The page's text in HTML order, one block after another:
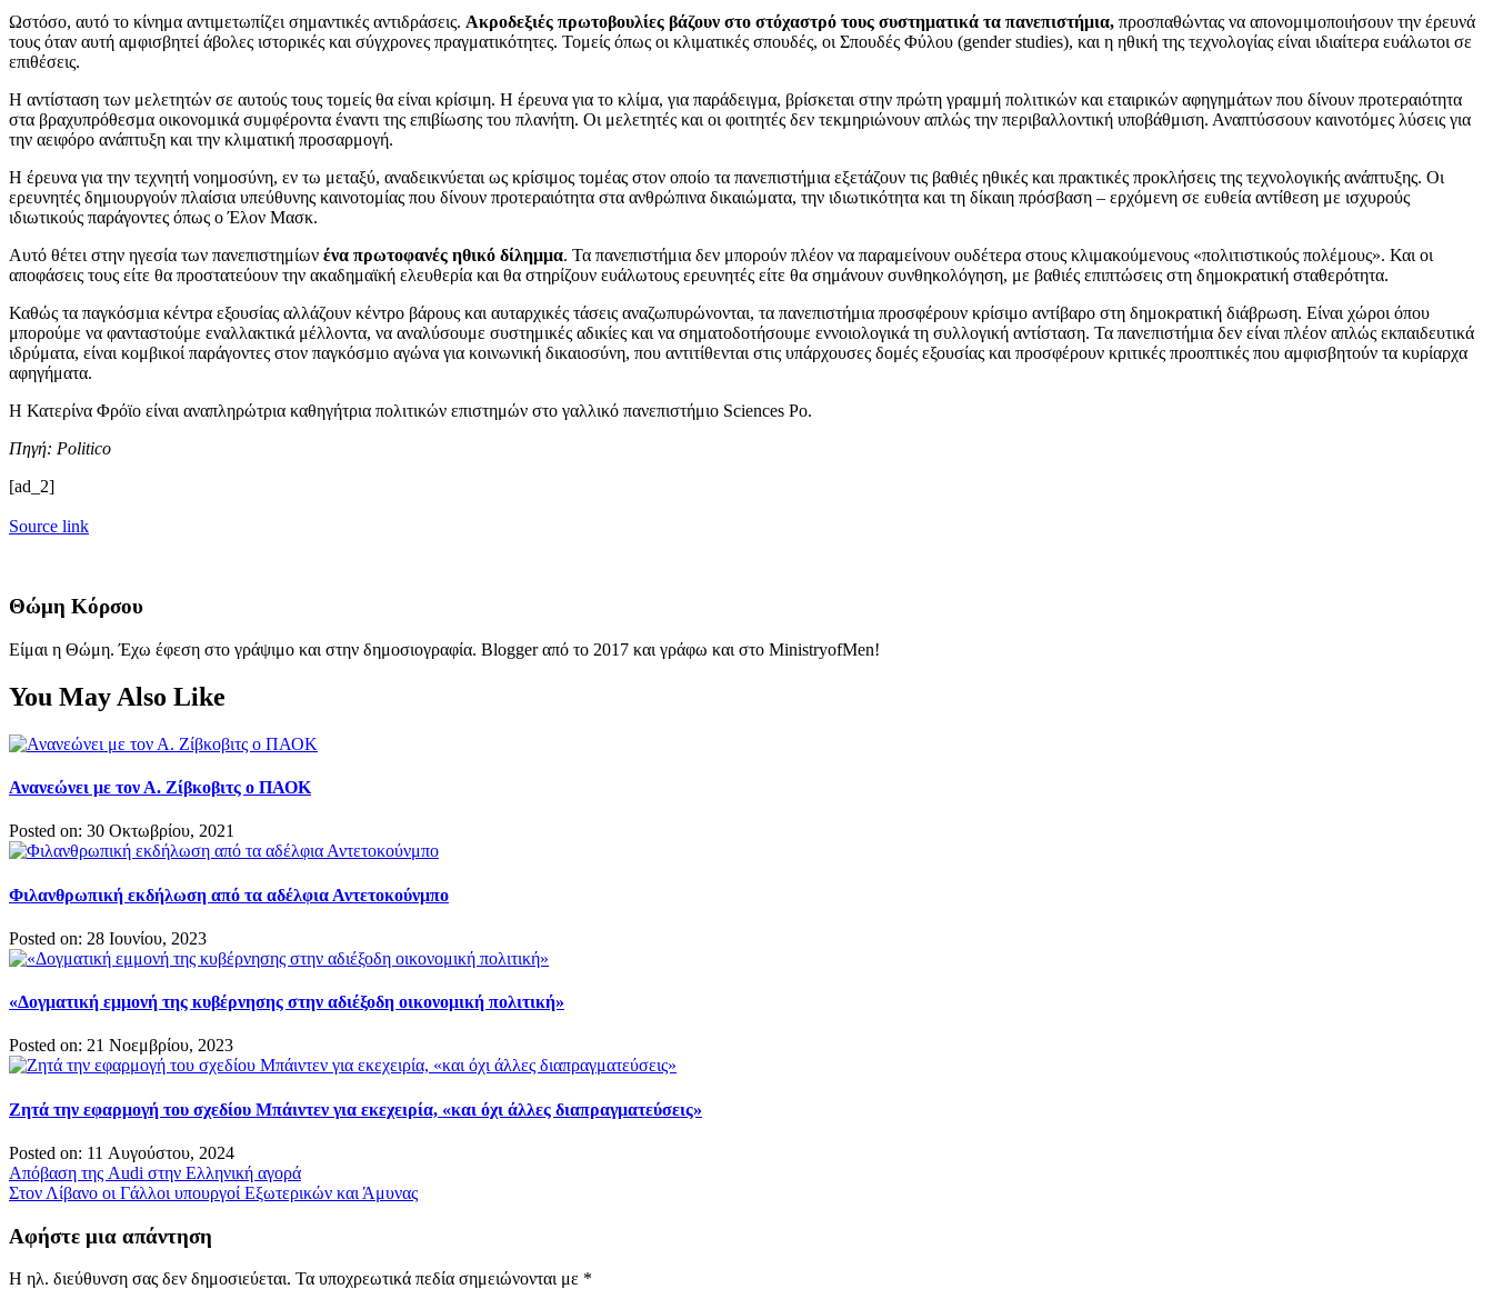
Ωστόσο, αυτό το κίνημα αντιμετωπίζει σημαντικές αντιδράσεις. Ακροδεξιές πρωτοβουλίες βάζουν στο στόχαστρό τους συστηματικά τα πανεπιστήμια, προσπαθώντας να απονομιμοποιήσουν την έρευνά
τους όταν αυτή αμφισβητεί άβολες ιστορικές και σύγχρονες πραγματικότητες. Τομείς όπως οι κλιματικές σπουδές, οι Σπουδές Φύλου (gender studies), και η ηθική της τεχνολογίας είναι ιδιαίτερα ευάλωτοι σε
επιθέσεις.
Η αντίσταση των μελετητών σε αυτούς τους τομείς θα είναι κρίσιμη. Η έρευνα για το κλίμα, για παράδειγμα, βρίσκεται στην πρώτη γραμμή πολιτικών και εταιρικών αφηγημάτων που δίνουν προτεραιότητα
στα βραχυπρόθεσμα οικονομικά συμφέροντα έναντι της επιβίωσης του πλανήτη. Οι μελετητές και οι φοιτητές δεν τεκμηριώνουν απλώς την περιβαλλοντική υποβάθμιση. Αναπτύσσουν καινοτόμες λύσεις για
την αειφόρο ανάπτυξη και την κλιματική προσαρμογή.
Η έρευνα για την τεχνητή νοημοσύνη, εν τω μεταξύ, αναδεικνύεται ως κρίσιμος τομέας στον οποίο τα πανεπιστήμια εξετάζουν τις βαθιές ηθικές και πρακτικές προκλήσεις της τεχνολογικής ανάπτυξης. Οι
ερευνητές δημιουργούν πλαίσια υπεύθυνης καινοτομίας που δίνουν προτεραιότητα στα ανθρώπινα δικαιώματα, την ιδιωτικότητα και τη δίκαιη πρόσβαση – ερχόμενη σε ευθεία αντίθεση με ισχυρούς
ιδιωτικούς παράγοντες όπως ο Έλον Μασκ.
Αυτό θέτει στην ηγεσία των πανεπιστημίων ένα πρωτοφανές ηθικό δίλημμα. Τα πανεπιστήμια δεν μπορούν πλέον να παραμείνουν ουδέτερα στους κλιμακούμενους «πολιτιστικούς πολέμους». Και οι
αποφάσεις τους είτε θα προστατεύουν την ακαδημαϊκή ελευθερία και θα στηρίζουν ευάλωτους ερευνητές είτε θα σημάνουν συνθηκολόγηση, με βαθιές επιπτώσεις στη δημοκρατική σταθερότητα.
Καθώς τα παγκόσμια κέντρα εξουσίας αλλάζουν κέντρο βάρους και αυταρχικές τάσεις αναζωπυρώνονται, τα πανεπιστήμια προσφέρουν κρίσιμο αντίβαρο στη δημοκρατική διάβρωση. Είναι χώροι όπου
μπορούμε να φανταστούμε εναλλακτικά μέλλοντα, να αναλύσουμε συστημικές αδικίες και να σηματοδοτήσουμε εννοιολογικά τη συλλογική αντίσταση. Τα πανεπιστήμια δεν είναι πλέον απλώς εκπαιδευτικά
ιδρύματα, είναι κομβικοί παράγοντες στον παγκόσμιο αγώνα για κοινωνική δικαιοσύνη, που αντιτίθενται στις υπάρχουσες δομές εξουσίας και προσφέρουν κριτικές προοπτικές που αμφισβητούν τα κυρίαρχα
αφηγήματα.
Η Κατερίνα Φρόϊο είναι αναπληρώτρια καθηγήτρια πολιτικών επιστημών στο γαλλικό πανεπιστήμιο Sciences Po.
Πηγή: Politico
[ad_2]
Source link
Θώμη Κόρσου
Είμαι η Θώμη. Έχω έφεση στο γράψιμο και στην δημοσιογραφία. Blogger από το 2017 και γράφω και στο MinistryofMen!
You May Also Like
Ανανεώνει με τον Α. Ζίβκοβιτς ο ΠΑΟΚ
Posted on: 30 Οκτωβρίου, 2021
Φιλανθρωπική εκδήλωση από τα αδέλφια Αντετοκούνμπο
Posted on: 28 Ιουνίου, 2023
«Δογματική εμμονή της κυβέρνησης στην αδιέξοδη οικονομική πολιτική»
Posted on: 21 Νοεμβρίου, 2023
Ζητά την εφαρμογή του σχεδίου Μπάιντεν για εκεχειρία, «και όχι άλλες διαπραγματεύσεις»
Posted on: 11 Αυγούστου, 2024
Πλοήγηση
άρθρων
Απόβαση της Audi στην Ελληνική αγορά
Στον Λίβανο οι Γάλλοι υπουργοί Εξωτερικών και Άμυνας
Αφήστε μια απάντηση
Η ηλ. διεύθυνση σας δεν δημοσιεύεται. Τα υποχρεωτικά πεδία σημειώνονται με *